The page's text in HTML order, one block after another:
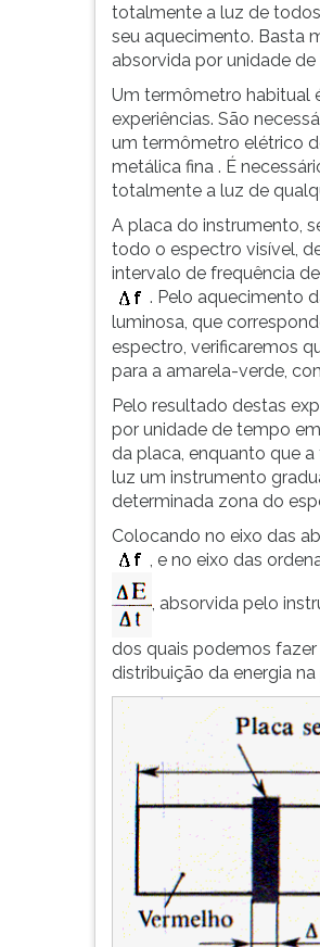
totalmente a luz de
seu aquecimento. Basta
absorvida por unidade
Um termômetro habitual
experiências. São
um termômetro elétrico
metálica fina . É
totalmente a luz de
A placa do instrumento,
todo o espectro visível,
intervalo de frequência
. Pelo aquecimento
luminosa, que
espectro, verificaremos
para a amarela-verde,
Pelo resultado destas
por unidade de tempo
da placa, enquanto que
luz um instrumento
determinada zona do
Colocando no eixo das
, e no eixo das
, absorvida pelo
dos quais podemos fazer
distribuição da energia